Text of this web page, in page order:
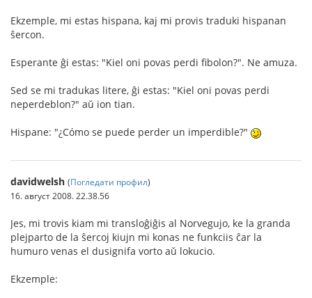
Ekzemple, mi estas hispana, kaj mi provis traduki hispanan
ŝercon.
Esperante ĝi estas: "Kiel oni povas perdi fibolon?". Ne amuza.
Sed se mi tradukas litere, ĝi estas: "Kiel oni povas perdi
neperdeblon?" aŭ ion tian.
Hispane: "¿Cómo se puede perder un imperdible?"
davidwelsh (Погледати профил)
16. август 2008. 22.38.56
Jes, mi trovis kiam mi transloĝiĝis al Norvegujo, ke la granda
plejparto de la ŝercoj kiujn mi konas ne funkciis ĉar la
humuro venas el dusignifa vorto aŭ lokucio.
Ekzemple: